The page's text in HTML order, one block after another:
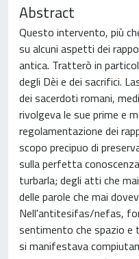
Abstract
Questo intervento, più
su alcuni aspetti dei
antica. Tratterò in
degli Dèi e dei sacrifici.
dei sacerdoti romani,
rivolgeva le sue prime e
regolamentazione dei
scopo precipuo di
sulla perfetta
turbarla; degli atti che
delle parole che mai
Nell'antitesifas/nefas,
sentimento che spazio e
si manifestava